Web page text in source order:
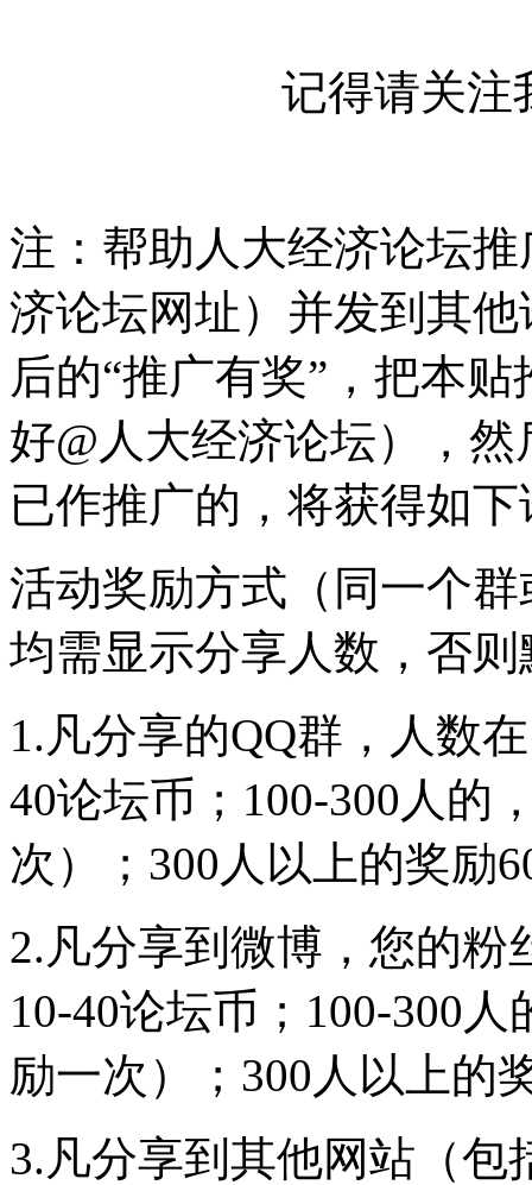
记得请关注
注：帮助人大经济论坛
济论坛网址）并发到其
后的“推广有奖”，把本
好@人大经济论坛），
已作推广的，将获得如
活动奖励方式（同一个
均需显示分享人数，否
1.凡分享的QQ群，人数
40论坛币；100-300人的
次）；300人以上的奖励
2.凡分享到微博，您的粉
10-40论坛币；100-300
励一次）；300人以上的
3.凡分享到其他网站（